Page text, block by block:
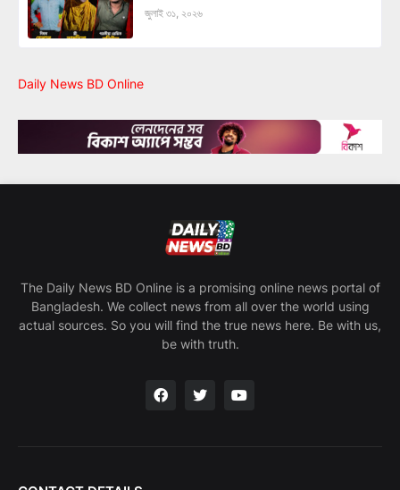
জুলাই ৩১, ২০২৬
Daily News BD Online
The Daily News BD Online is a promising online news portal of
Bangladesh. We collect news from all over the world using
actual sources. So you will find the true news here. Be with us,
be with truth.